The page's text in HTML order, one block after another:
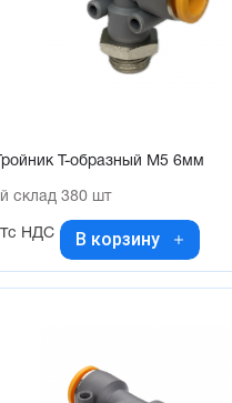
Т-образный М5 6мм
склад 380 шт
с НДС В корзину